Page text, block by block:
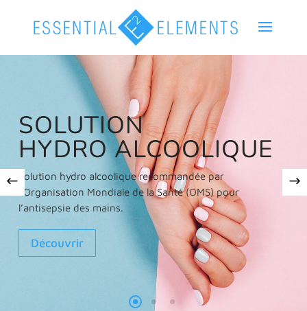
SOLUTION
HYDRO ALCOOLIQUE
Solution hydro alcoolique recommandée par
l’Organisation Mondiale de la Santé (OMS) pour
l’antisepsie des mains.
Découvrir